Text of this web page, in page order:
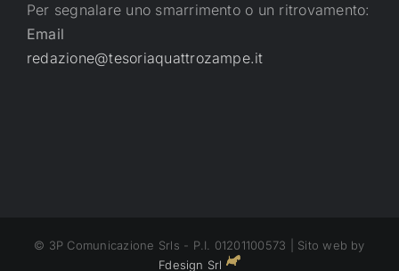
Per segnalare uno smarrimento o un ritrovamento:
Email
redazione@tesoriaquattrozampe.it
© 3P Comunicazione Srls - P.I. 01201100573 | Sito web by
Fdesign Srl